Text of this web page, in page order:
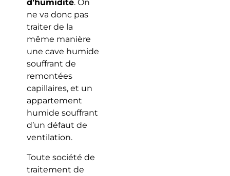
d’humidité. On
ne va donc pas
traiter de la
même manière
une cave humide
souffrant de
remontées
capillaires, et un
appartement
humide souffrant
d’un défaut de
ventilation.
Toute société de
traitement de